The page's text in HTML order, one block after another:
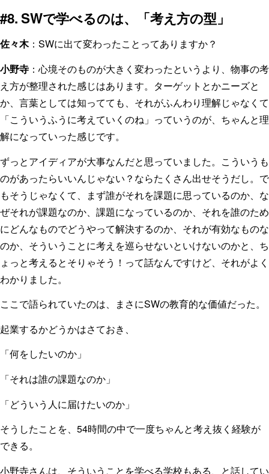
#8. SWで学べるのは、「考え方の型」
佐々木：SWに出て変わったことってありますか？
小野寺 ：心境そのものが大きく変わったというより、物事の考
え方が整理された感じはあります。ターゲットとかニーズと
か、言葉としては知ってても、それがふんわり理解じゃなくて
「こういうふうに考えていくのね」っていうのが、ちゃんと理
解になっていった感じです。
ずっとアイディアが大事なんだと思っていました。こういうも
のがあったらいいんじゃない？ならたくさん出せそうだし。で
もそうじゃなくて、まず誰がそれを課題に思っているのか、な
ぜそれが課題なのか、課題になっているのか、それを誰のため
にどんなものでどうやって解決するのか、それが有効なものな
のか、そういうことに考えを巡らせないといけないのかと、ち
ょっと考えるとそりゃそう！って話なんですけど、それがよく
わかりました。
ここで語られていたのは、まさにSWの教育的な価値だった。
起業するかどうかはさておき、
「何をしたいのか」
「それは誰の課題なのか」
「どういう人に届けたいのか」
そうしたことを、54時間の中で一度ちゃんと考え抜く経験が
できる。
小野寺さんは、そういうことを学べる学校もある、と話してい